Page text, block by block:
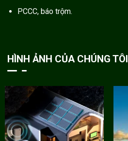
PCCC, báo trộm.
HÌNH ẢNH CỦA CHÚNG TÔI